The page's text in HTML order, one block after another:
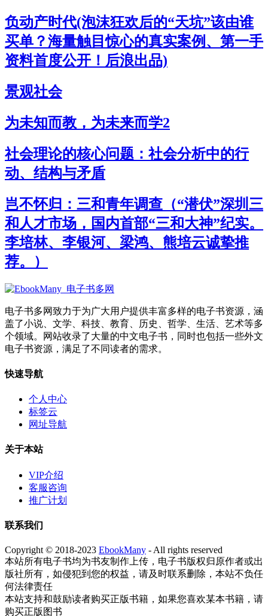
负动产时代(泡沫狂欢后的“天坑”该由谁
买单？海量触目惊心的真实案例、第一手
资料首度公开！后浪出品)
景观社会
为未知而教，为未来而学2
社会理论的核心问题：社会分析中的行
动、结构与矛盾
岂不怀归：三和青年调查（“潜伏”深圳三
和人才市场，国内首部“三和大神”纪实。
李培林、李银河、梁鸿、熊培云诚挚推
荐。）
电子书多网致力于为广大用户提供丰富多样的电子书资源，涵
盖了小说、文学、科技、教育、历史、哲学、生活、艺术等多
个领域。网站收录了大量的中文电子书，同时也包括一些外文
电子书资源，满足了不同读者的需求。
快速导航
个人中心
标签云
网址导航
关于本站
VIP介绍
客服咨询
推广计划
联系我们
Copyright © 2018-2023 EbookMany - All rights reserved
本站所有电子书均为书友制作上传，电子书版权归原作者或出
版社所有，如侵犯到您的权益，请及时联系删除，本站不负任
何法律责任
本站支持和鼓励读者购买正版书籍，如果您喜欢某本书籍，请
购买正版图书